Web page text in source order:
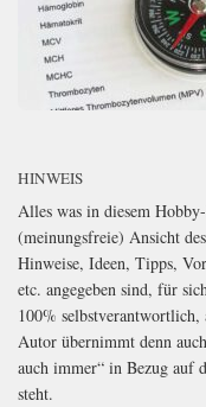
HINWEIS
Alles was in diesem
(meinungsfreie) Ansicht
Hinweise, Ideen, Tipps,
etc. angegeben sind, für
100%
Autor übernimmt denn
auch immer“ in Bezug auf
steht.